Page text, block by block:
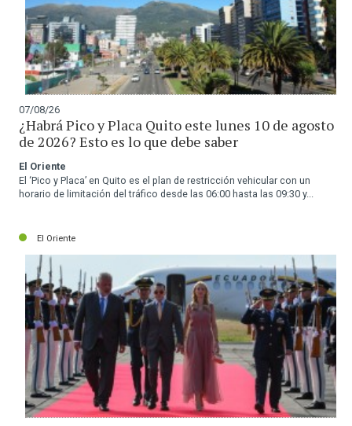
07/08/26
¿Habrá Pico y Placa Quito este lunes 10 de agosto
de 2026? Esto es lo que debe saber
El Oriente
El ‘Pico y Placa’ en Quito es el plan de restricción vehicular con un
horario de limitación del tráfico desde las 06:00 hasta las 09:30 y...
El Oriente